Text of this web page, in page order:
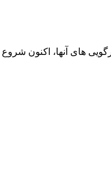
های آنها، اکنون